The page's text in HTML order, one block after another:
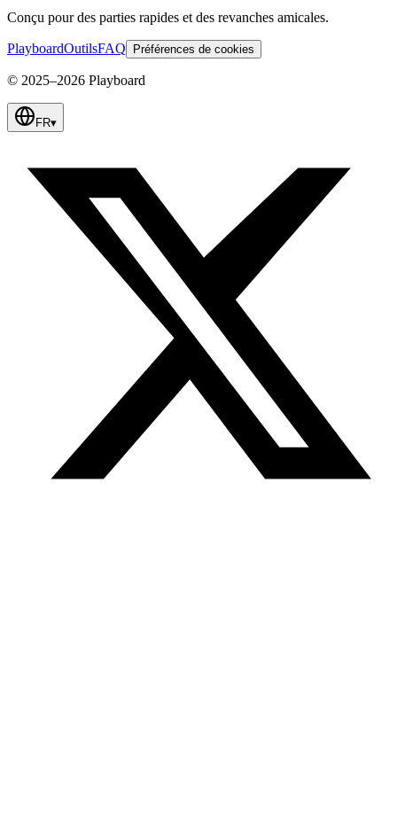
Conçu pour des parties rapides et des revanches amicales.
PlayboardOutilsFAQ Préférences de cookies
© 2025–2026 Playboard
FR▾